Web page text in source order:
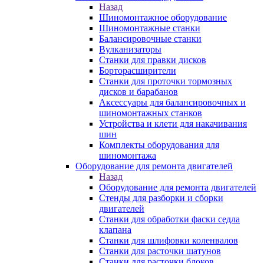
Назад
Шиномонтажное оборудование
Шиномонтажные станки
Балансировочные станки
Вулканизаторы
Станки для правки дисков
Борторасширители
Станки для проточки тормозных
дисков и барабанов
Аксессуары для балансировочных и
шиномонтажных станков
Устройства и клети для накачивания
шин
Комплекты оборудования для
шиномонтажа
Оборудование для ремонта двигателей
Назад
Оборудование для ремонта двигателей
Стенды для разборки и сборки
двигателей
Станки для обработки фаски седла
клапана
Станки для шлифовки коленвалов
Станки для расточки шатунов